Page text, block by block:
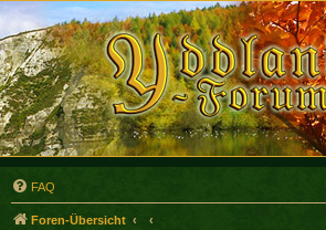
FAQ
Foren-Übersicht